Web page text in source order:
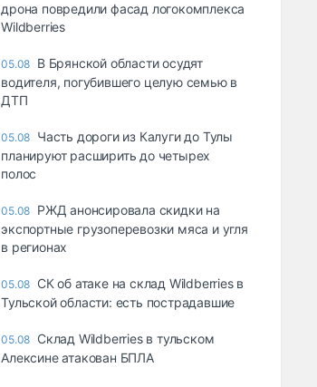
дрона повредили фасад логокомплекса
Wildberries
05.08 В Брянской области осудят
водителя, погубившего целую семью в
ДТП
05.08 Часть дороги из Калуги до Тулы
планируют расширить до четырех
полос
05.08 РЖД анонсировала скидки на
экспортные грузоперевозки мяса и угля
в регионах
05.08 СК об атаке на склад Wildberries в
Тульской области: есть пострадавшие
05.08 Склад Wildberries в тульском
Алексине атакован БПЛА